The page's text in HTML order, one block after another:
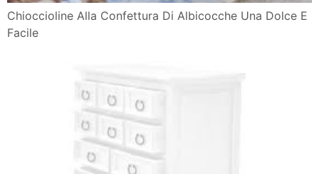
Chioccioline Alla Confettura Di Albicocche Una Dolce E
Facile